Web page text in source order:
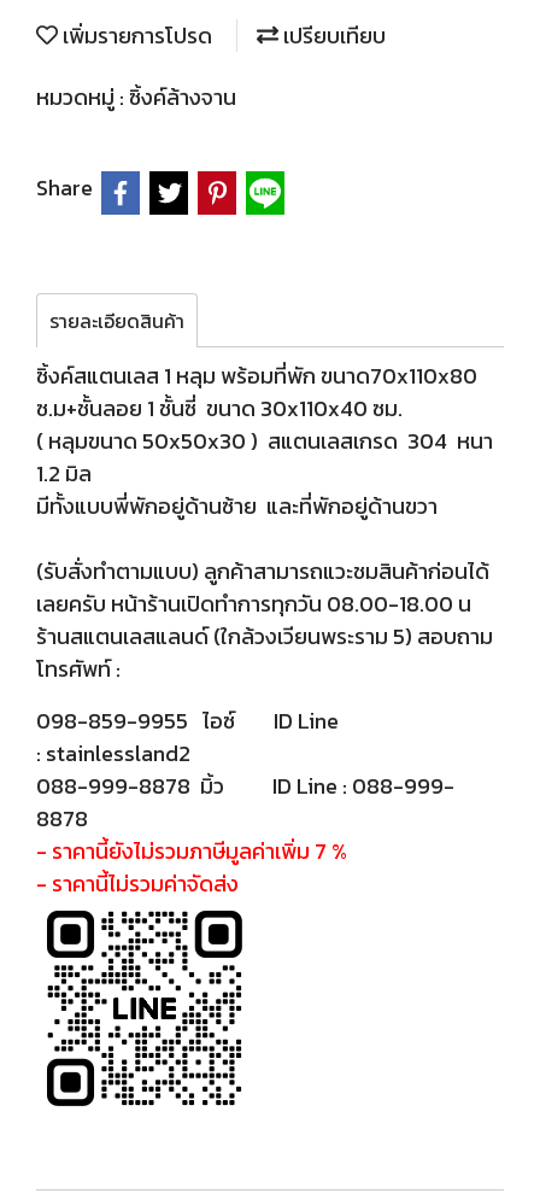
เพิ่มรายการโปรด
เปรียบเทียบ
หมวดหมู่ : ซิ้งค์ล้างจาน
Share
รายละเอียดสินค้า
ซิ้งค์สแตนเลส 1 หลุม พร้อมที่พัก ขนาด70x110x80
ซ.ม+ชั้นลอย 1 ชั้นซี่ ขนาด 30x110x40 ซม.
( หลุมขนาด 50x50x30 ) สแตนเลสเกรด 304 หนา
1.2 มิล
มีทั้งแบบพี่พักอยู่ด้านซ้าย และที่พักอยู่ด้านขวา
(รับสั่งทำตามแบบ) ลูกค้าสามารถแวะชมสินค้าก่อนได้
เลยครับ หน้าร้านเปิดทำการทุกวัน 08.00-18.00 น
ร้านสแตนเลสแลนด์ (ใกล้วงเวียนพระราม 5) สอบถาม
โทรศัพท์ :
098-859-9955 ไอซ์ ID Line
: stainlessland2
088-999-8878 มิ้ว ID Line : 088-999-
8878
- ราคานี้ยังไม่รวมภาษีมูลค่าเพิ่ม 7 %
- ราคานี้ไม่รวมค่าจัดส่ง